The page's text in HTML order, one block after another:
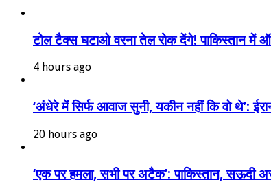
टोल टैक्स घटाओ वरना तेल रोक देंगे! पाकिस्तान
4 hours ago
‘अंधेरे में सिर्फ आवाज सुनी, यकीन नहीं कि वो थे’:
20 hours ago
‘एक पर हमला, सभी पर अटैक’: पाकिस्तान, सऊदी